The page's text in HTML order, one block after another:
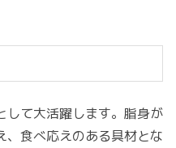
して大活躍します。脂身が
、食べ応えのある具材とな